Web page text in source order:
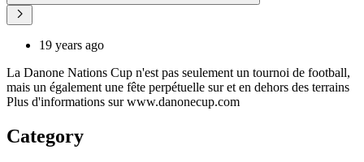
19 years ago
La Danone Nations Cup n'est pas seulement un tournoi de football,
mais un également une fête perpétuelle sur et en dehors des terrains
Plus d'informations sur www.danonecup.com
Category